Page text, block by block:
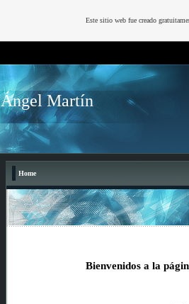
Ángel Martín
Home
Bienvenidos a la
Este sitio web fue creado